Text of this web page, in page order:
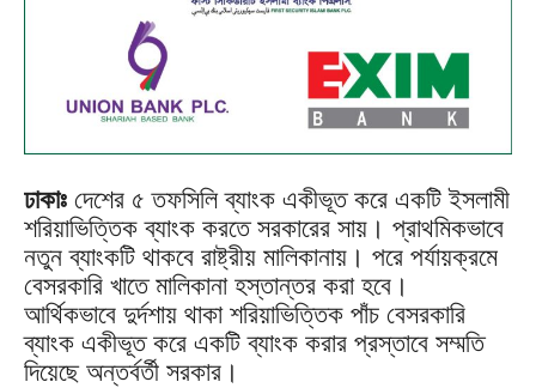
ঢাকাঃ দেশের ৫ তফসিলি ব্যাংক একীভূত করে একটি ইসলামী
শরিয়াভিত্তিক ব্যাংক করতে সরকারের সায়। প্রাথমিকভাবে
নতুন ব্যাংকটি থাকবে রাষ্ট্রীয় মালিকানায়। পরে পর্যায়ক্রমে
বেসরকারি খাতে মালিকানা হস্তান্তর করা হবে।
আর্থিকভাবে দুর্দশায় থাকা শরিয়াভিত্তিক পাঁচ বেসরকারি
ব্যাংক একীভূত করে একটি ব্যাংক করার প্রস্তাবে সম্মতি
দিয়েছে অন্তর্বর্তী সরকার।